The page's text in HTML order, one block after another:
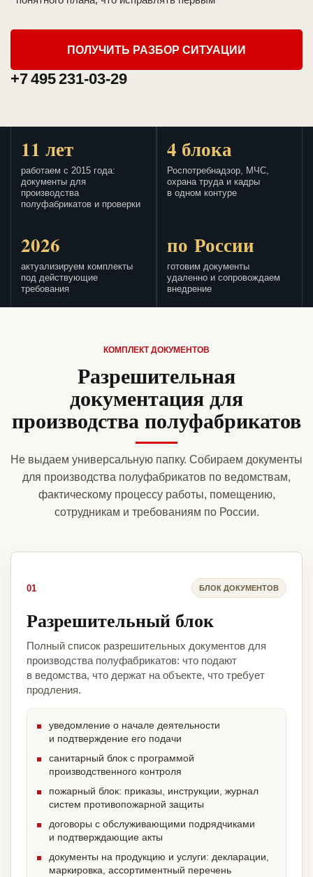
ПОЛУЧИТЬ РАЗБОР СИТУАЦИИ
+7 495 231-03-29
11 лет
работаем с 2015 года:
документы для
производства
полуфабрикатов и проверки
4 блока
Роспотребнадзор, МЧС,
охрана труда и кадры
в одном контуре
2026
актуализируем комплекты
под действующие
требования
по России
готовим документы
удаленно и сопровождаем
внедрение
КОМПЛЕКТ ДОКУМЕНТОВ
Разрешительная
документация для
производства полуфабрикатов
Не выдаем универсальную папку. Собираем документы
для производства полуфабрикатов по ведомствам,
фактическому процессу работы, помещению,
сотрудникам и требованиям по России.
01 БЛОК ДОКУМЕНТОВ
Разрешительный блок
Полный список разрешительных документов для
производства полуфабрикатов: что подают
в ведомства, что держат на объекте, что требует
продления.
уведомление о начале деятельности
и подтверждение его подачи
санитарный блок с программой
производственного контроля
пожарный блок: приказы, инструкции, журнал
систем противопожарной защиты
договоры с обслуживающими подрядчиками
и подтверждающие акты
документы на продукцию и услуги: декларации,
маркировка, ассортиментный перечень